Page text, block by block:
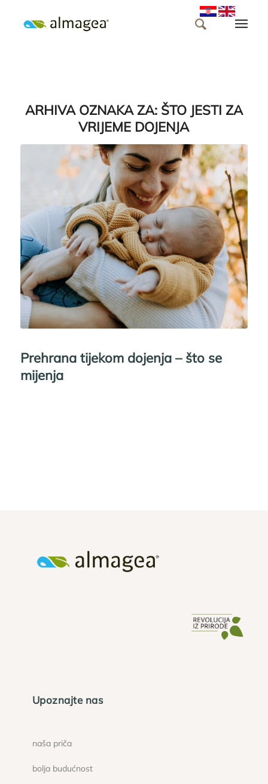
ARHIVA OZNAKA ZA: ŠTO JESTI ZA
VRIJEME DOJENJA
Prehrana tijekom dojenja – što se
mijenja
Upoznajte nas
naša priča
bolja budućnost